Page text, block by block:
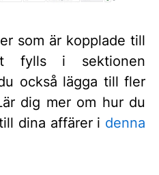
som är kopplade till
fylls i sektionen
också lägga till fler
dig mer om hur du
dina affärer i denna